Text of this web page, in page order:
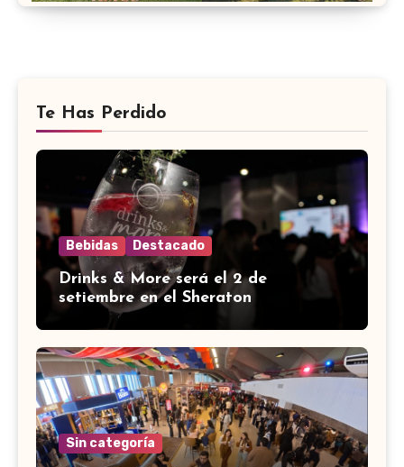
Te Has Perdido
Bebidas Destacado
Drinks & More será el 2 de
setiembre en el Sheraton
Sin categoría